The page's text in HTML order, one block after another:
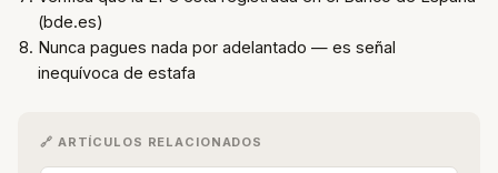
(bde.es)
Nunca pagues nada por adelantado — es señal
inequívoca de estafa
🔗 ARTÍCULOS RELACIONADOS